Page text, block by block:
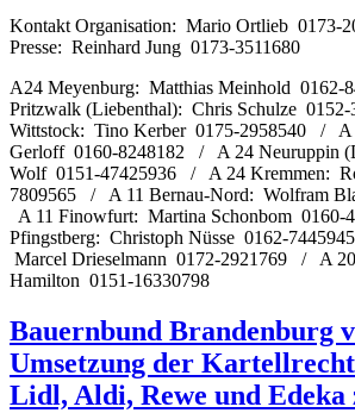
Kontakt Organisation: Mario Ortlieb
Presse: Reinhard Jung 0173-3511680
A24 Meyenburg: Matthias Meinhold
Pritzwalk (Liebenthal): Chris Schulze
Wittstock: Tino Kerber 0175-2958540 / A
Gerloff 0160-8248182 / A 24 Neuruppin
Wolf 0151-47425936 / A 24 Kremmen:
7809565 / A 11 Bernau-Nord: Wolfram
A 11 Finowfurt: Martina Schonbom
Pfingstberg: Christoph Nüsse 0162-
Marcel Drieselmann 0172-2921769 / A
Hamilton 0151-16330798
Bauernbund Brandenburg
Umsetzung der
Lidl, Aldi, Rewe und Edeka